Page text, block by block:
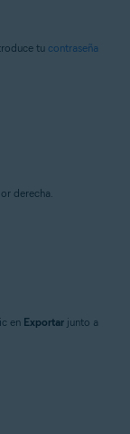
tu contraseña
derecha.
en Exportar junto a